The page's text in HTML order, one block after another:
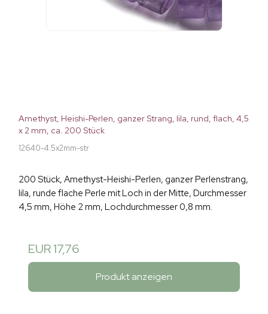
Amethyst, Heishi-Perlen, ganzer Strang, lila, rund, flach, 4,5
x 2 mm, ca. 200 Stück
12640-4.5x2mm-str
200 Stück, Amethyst-Heishi-Perlen, ganzer Perlenstrang,
lila, runde flache Perle mit Loch in der Mitte, Durchmesser
4,5 mm, Höhe 2 mm, Lochdurchmesser 0,8 mm.
EUR 17,76
Produkt anzeigen